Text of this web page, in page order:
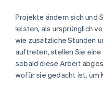
Projekte ändern sich und
leisten, als ursprünglich
wie zusätzliche Stunden
auftreten, stellen Sie eine
sobald diese Arbeit
wofür sie gedacht ist, um